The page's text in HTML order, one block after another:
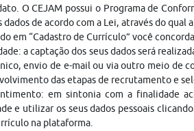
O CEJAM possui o Programa de
dados de acordo com a Lei, através do
em “Cadastro de Currículo” você
a captação dos seus dados será
envio de e-mail ou via outro meio de
das etapas de recrutamento e
em sintonia com a finalidade
e utilizar os seus dados pessoais
na plataforma.